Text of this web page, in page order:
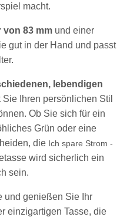
macht.
von 83 mm und einer
gut in der Hand und passt
lebendigen
Sie Ihren persönlichen Stil
Ob Sie sich für ein
Grün oder eine
die Ich spare Strom -
wird sicherlich ein
sein.
und genießen Sie Ihr
einzigartigen Tasse, die